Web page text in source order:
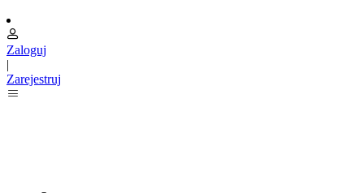
Zaloguj
|
Zarejestruj